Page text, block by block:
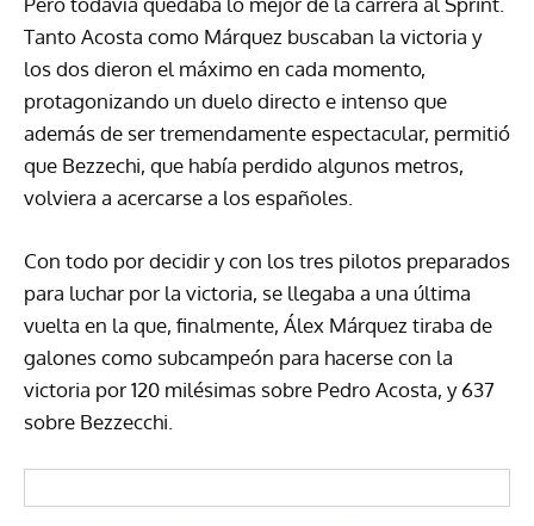
Tanto Acosta como Márquez buscaban la victoria y
los dos dieron el máximo en cada momento,
protagonizando un duelo directo e intenso que
además de ser tremendamente espectacular, permitió
que Bezzechi, que había perdido algunos metros,
volviera a acercarse a los españoles.
Con todo por decidir y con los tres pilotos preparados
para luchar por la victoria, se llegaba a una última
vuelta en la que, finalmente, Álex Márquez tiraba de
galones como subcampeón para hacerse con la
victoria por 120 milésimas sobre Pedro Acosta, y 637
sobre Bezzecchi.